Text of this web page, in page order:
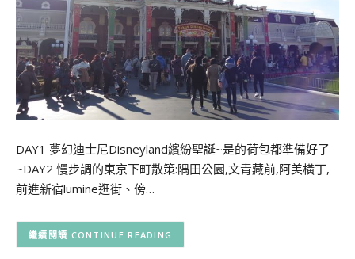
DAY1 夢幻迪士尼Disneyland繽紛聖誕~是的荷包都準備好了
~DAY2 慢步調的東京下町散策:隅田公園,文青藏前,阿美橫丁,
前進新宿lumine逛街、傍…
CONTINUE READING